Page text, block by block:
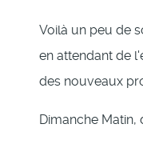
Voilà un peu de
en attendant de
des nouveaux
Dimanche Matin,